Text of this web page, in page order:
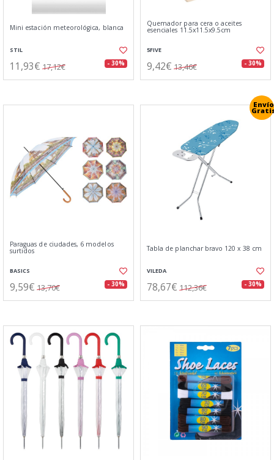
Mini estación meteorológica, blanca
STIL
11,93€ 17,12€ - 30%
Quemador para cera o aceites
esenciales 11.5x11.5x9.5cm
5FIVE
9,42€ 13,46€ - 30%
Paraguas de ciudades, 6 modelos
surtidos
BASICS
9,59€ 13,70€ - 30%
Envío
Tabla de planchar bravo 120 x 38 cm
VILEDA
78,67€ 112,36€ - 30%